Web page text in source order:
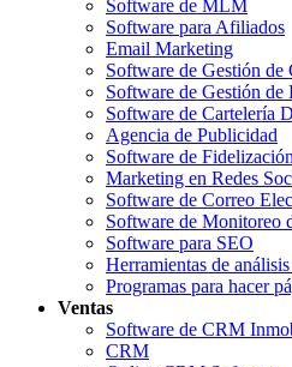
Software de MLM
Software para Afiliados
Email Marketing
Software de Gestión de
Software de Gestión de
Software de Cartelería
Agencia de Publicidad
Software de
Marketing en Redes
Software de Correo
Software de Monitoreo
Software para SEO
Herramientas de
Programas para hacer
Ventas
Software de CRM
CRM